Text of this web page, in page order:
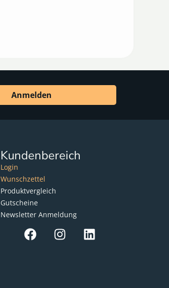
Anmelden
Kundenbereich
Login
Wunschzettel
Produktvergleich
Gutscheine
Newsletter Anmeldung